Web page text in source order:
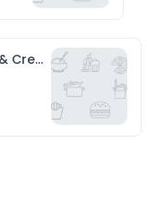
Bol Renverse avec Agneau, Oeuf & Crevettes